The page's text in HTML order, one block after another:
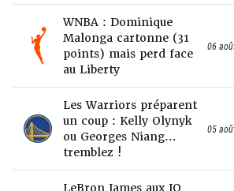
WNBA : Dominique
Malonga cartonne (31
points) mais perd face
au Liberty
06
Les Warriors préparent
un coup : Kelly Olynyk
ou Georges Niang…
tremblez !
05
LeBron James aux JO